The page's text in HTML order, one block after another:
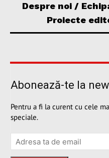
Despre noi /
Proiecte
Abonează-te la
Pentru a fi la curent cu cele
speciale.